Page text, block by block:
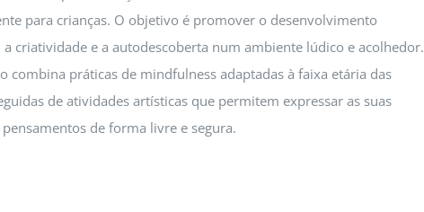
para crianças. O objetivo é promover o desenvolvimento
a criatividade e a autodescoberta num ambiente lúdico e acolhedor.
combina práticas de mindfulness adaptadas à faixa etária das
de atividades artísticas que permitem expressar as suas
pensamentos de forma livre e segura.